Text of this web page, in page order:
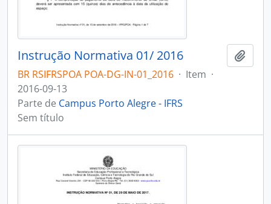
Instrução Normativa 01/ 2016
BR RSIFRSPOA POA-DG-IN-01_2016 · Item ·
2016-09-13
Parte de Campus Porto Alegre - IFRS
Sem título